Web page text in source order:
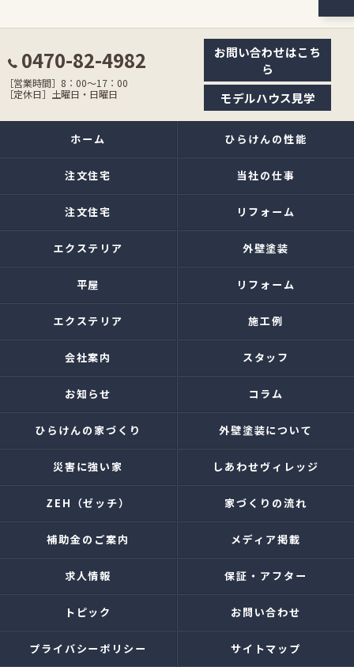
0470-82-4982
［営業時間］8：00〜17：00
［定休日］土曜日・日曜日
お問い合わせはこち
ら
モデルハウス見学
ホーム ひらけんの性能
注文住宅 当社の仕事
注文住宅 リフォーム
エクステリア 外壁塗装
平屋 リフォーム
エクステリア 施工例
会社案内 スタッフ
お知らせ コラム
ひらけんの家づくり 外壁塗装について
災害に強い家 しあわせヴィレッジ
ZEH（ゼッチ） 家づくりの流れ
補助金のご案内 メディア掲載
求人情報 保証・アフター
トピック お問い合わせ
プライバシーポリシー サイトマップ